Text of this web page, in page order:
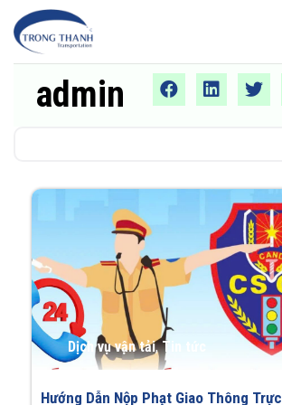
Chuyển
đến
admin
Dịch vụ vận tải,Tin tức
Hướng Dẫn Nộp Phạt Giao Thông Trực